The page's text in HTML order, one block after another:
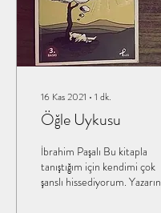
16 Kas 2021 ∙ 1 dk.
Öğle Uykusu
İbrahim Paşalı Bu kitapla
tanıştığım için kendimi çok
şanslı hissediyorum. Yazarın